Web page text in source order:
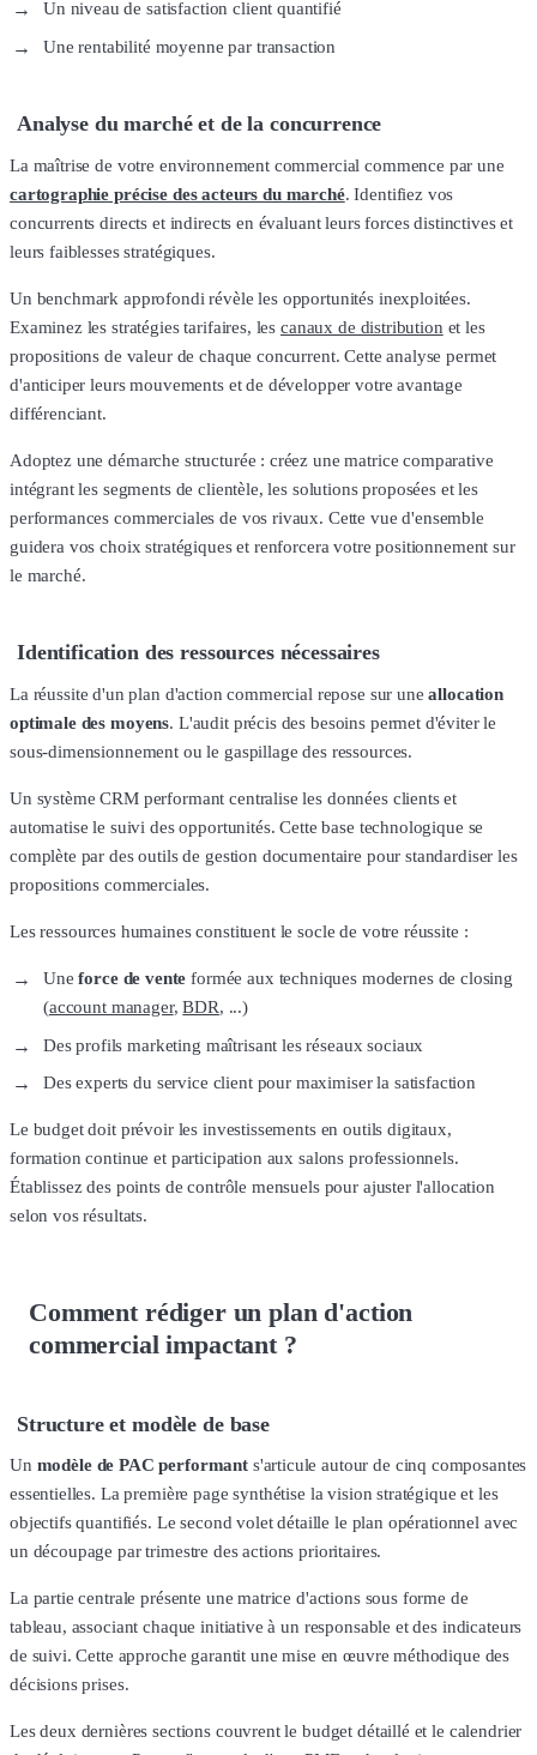
Un niveau de satisfaction client quantifié
Une rentabilité moyenne par transaction
Analyse du marché et de la concurrence
La maîtrise de votre environnement commercial commence par une
cartographie précise des acteurs du marché. Identifiez vos
concurrents directs et indirects en évaluant leurs forces distinctives et
leurs faiblesses stratégiques.
Un benchmark approfondi révèle les opportunités inexploitées.
Examinez les stratégies tarifaires, lescanaux de distribution et les
propositions de valeur de chaque concurrent. Cette analyse permet
d'anticiper leurs mouvements et de développer votre avantage
différenciant.
Adoptez une démarche structurée : créez une matrice comparative
intégrant les segments de clientèle, les solutions proposées et les
performances commerciales de vos rivaux. Cette vue d'ensemble
guidera vos choix stratégiques et renforcera votre positionnement sur
le marché.
Identification des ressources nécessaires
La réussite d'un plan d'action commercial repose sur uneallocation
optimale des moyens. L'audit précis des besoins permet d'éviter le
sous-dimensionnement ou le gaspillage des ressources.
Un système CRM performant centralise les données clients et
automatise le suivi des opportunités. Cette base technologique se
complète par des outils de gestion documentaire pour standardiser les
propositions commerciales.
Les ressources humaines constituent le socle de votre réussite :
Uneforce de vente formée aux techniques modernes de closing
(account manager,BDR, ...)
Des profils marketing maîtrisant les réseaux sociaux
Des experts du service client pour maximiser la satisfaction
Le budget doit prévoir les investissements en outils digitaux,
formation continue et participation aux salons professionnels.
Établissez des points de contrôle mensuels pour ajuster l'allocation
selon vos résultats.
Comment rédiger un plan d'action
commercial impactant ?
Structure et modèle de base
Un modèle de PAC performants'articule autour de cinq composantes
essentielles. La première page synthétise la vision stratégique et les
objectifs quantifiés. Le second volet détaille le plan opérationnel avec
un découpage par trimestre des actions prioritaires.
La partie centrale présente une matrice d'actions sous forme de
tableau, associant chaque initiative à un responsable et des indicateurs
de suivi. Cette approche garantit une mise en œuvre méthodique des
décisions prises.
Les deux dernières sections couvrent le budget détaillé et le calendrier